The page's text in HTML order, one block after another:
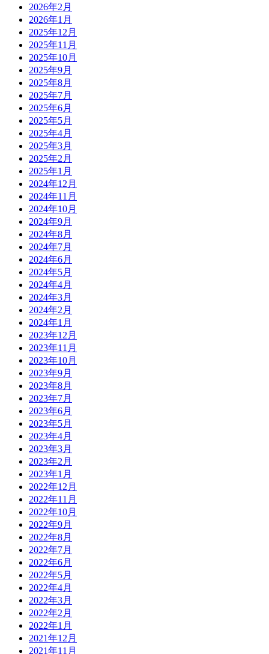
2026年2月
2026年1月
2025年12月
2025年11月
2025年10月
2025年9月
2025年8月
2025年7月
2025年6月
2025年5月
2025年4月
2025年3月
2025年2月
2025年1月
2024年12月
2024年11月
2024年10月
2024年9月
2024年8月
2024年7月
2024年6月
2024年5月
2024年4月
2024年3月
2024年2月
2024年1月
2023年12月
2023年11月
2023年10月
2023年9月
2023年8月
2023年7月
2023年6月
2023年5月
2023年4月
2023年3月
2023年2月
2023年1月
2022年12月
2022年11月
2022年10月
2022年9月
2022年8月
2022年7月
2022年6月
2022年5月
2022年4月
2022年3月
2022年2月
2022年1月
2021年12月
2021年11月